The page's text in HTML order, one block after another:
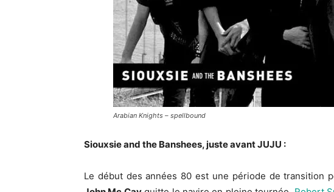
Arabian Knights – spellbound
Siouxsie and the Banshees, juste avant JUJU :
Le début des années 80 est une période de transition